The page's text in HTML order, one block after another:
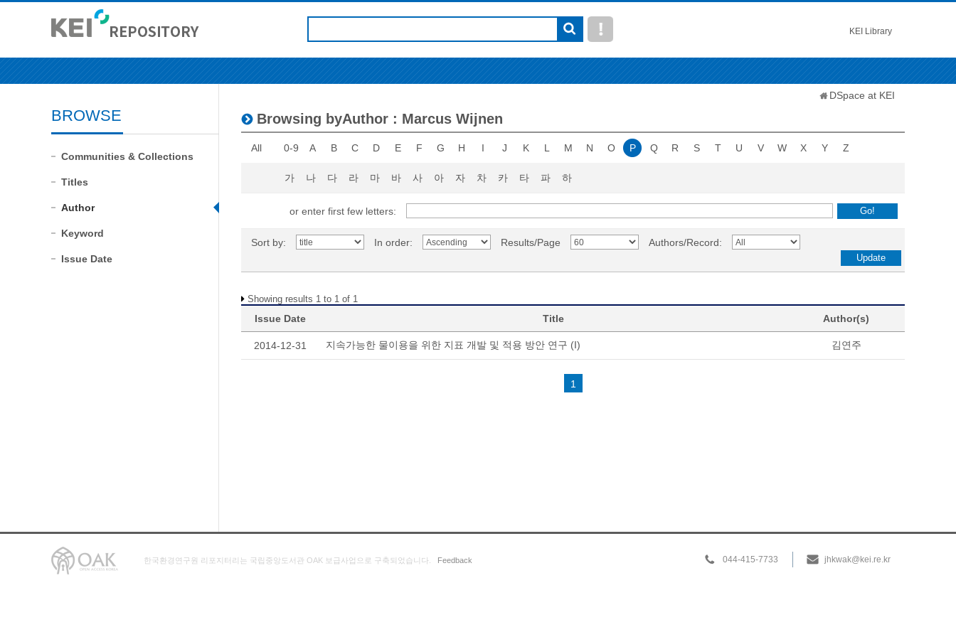
KEI Library
BROWSE
Communities & Collections
Titles
Author
Keyword
Issue Date
DSpace at KEI
Browsing byAuthor : Marcus Wijnen
All 0-9 A B C D E F G H I J K L M N O P Q R S T U V W X Y Z
가 나 다 라 마 바 사 아 자 차 카 타 파 하
or enter first few letters:
Sort by: In order: Results/Page Authors/Record:
Showing results 1 to 1 of 1
Issue Date Title Author(s)
2014-12-31 지속가능한 물이용을 위한 지표 개발 및 적용 방안 연구 (I) 김연주
1
044-415-7733 jhkwak@kei.re.kr
한국환경연구원 리포지터리는 국립중앙도서관 OAK 보급사업으로 구축되었습니다. Feedback